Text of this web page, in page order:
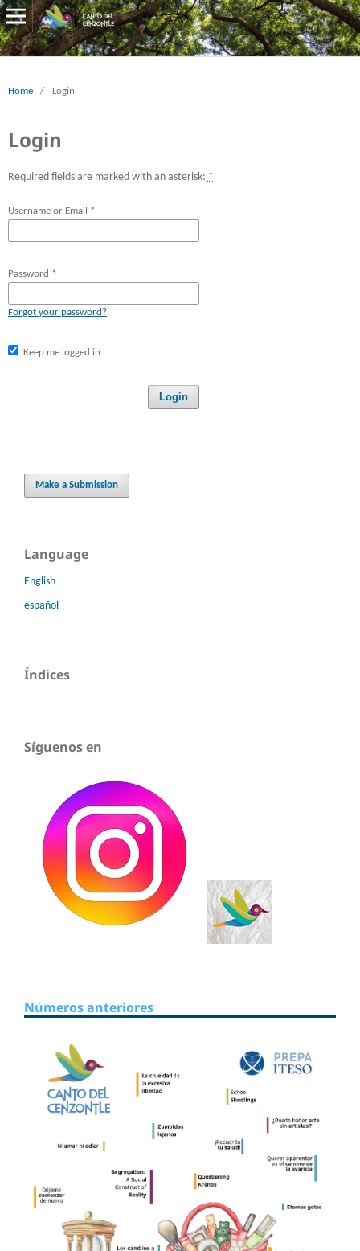
Home / Login
Login
Required fields are marked with an asterisk: *
Username or Email *
Password *
Forgot your password?
Keep me logged in
Login
Make a Submission
Language
English
español
Índices
Síguenos en
Números anteriores